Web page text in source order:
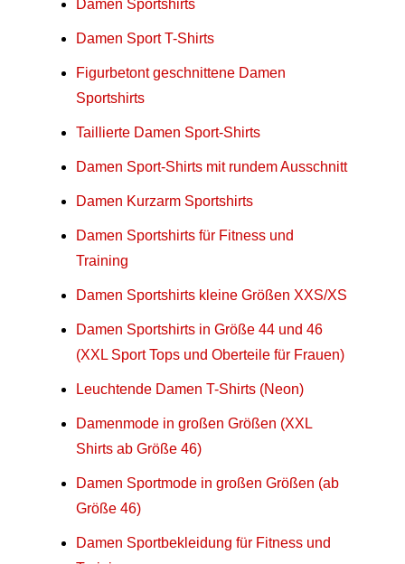
Damen Sportshirts
Damen Sport T-Shirts
Figurbetont geschnittene Damen
Sportshirts
Taillierte Damen Sport-Shirts
Damen Sport-Shirts mit rundem Ausschnitt
Damen Kurzarm Sportshirts
Damen Sportshirts für Fitness und
Training
Damen Sportshirts kleine Größen XXS/XS
Damen Sportshirts in Größe 44 und 46
(XXL Sport Tops und Oberteile für Frauen)
Leuchtende Damen T-Shirts (Neon)
Damenmode in großen Größen (XXL
Shirts ab Größe 46)
Damen Sportmode in großen Größen (ab
Größe 46)
Damen Sportbekleidung für Fitness und